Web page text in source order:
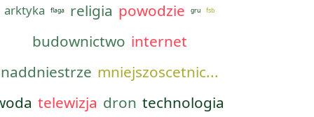
arktyka flaga religia powodzie gru fsb
budownictwo internet
naddniestrze mniejszoscetnic...
telewizja dron technologia